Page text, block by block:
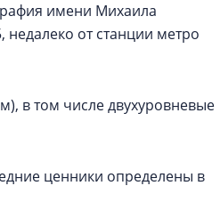
имени Михаила
от станции метро
в том числе двухуровневые
ценники определены в